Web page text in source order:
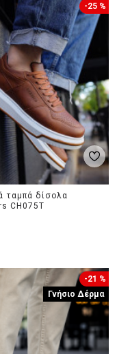
-25 %
ταμπά δίσολα
CH075T
Γνήσιο Δέρμα
-21 %